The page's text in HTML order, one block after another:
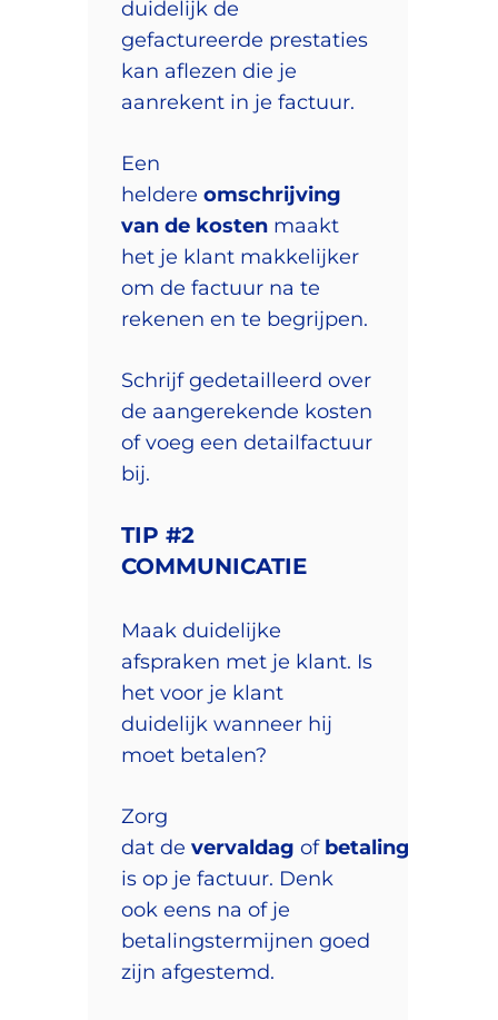
duidelijk de
gefactureerde prestaties
kan aflezen die je
aanrekent in je factuur.
Een
heldere omschrijving
van de kosten maakt
het je klant makkelijker
om de factuur na te
rekenen en te begrijpen.
Schrijf gedetailleerd over
de aangerekende kosten
of voeg een detailfactuur
bij.
TIP #2
COMMUNICATIE
Maak duidelijke
afspraken met je klant. Is
het voor je klant
duidelijk wanneer hij
moet betalen?
Zorg
dat de vervaldag of betalingstermijn
is op je factuur. Denk
ook eens na of je
betalingstermijnen goed
zijn afgestemd.